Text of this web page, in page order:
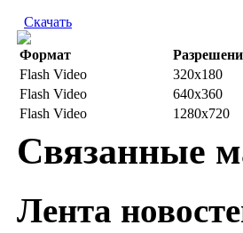
Скачать
Формат
Flash Video
320x180
Flash Video
640x360
Flash Video
1280x720
Связанные
Лента